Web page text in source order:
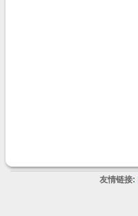
友情链接: